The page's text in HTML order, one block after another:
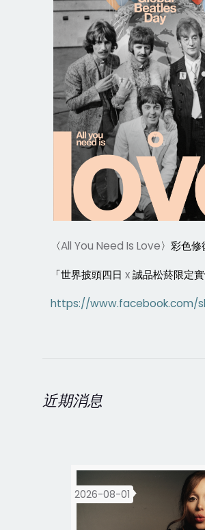
〈All You Need Is Love〉彩色
「世界披頭四日 x誠品松菸限定
https://www.facebook.com/
近期消息
2026-08-01